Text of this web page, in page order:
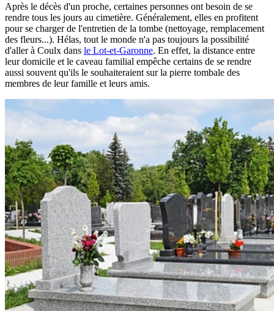
Après le décès d'un proche, certaines personnes ont besoin de se
rendre tous les jours au cimetière. Généralement, elles en profitent
pour se charger de l'entretien de la tombe (nettoyage, remplacement
des fleurs...). Hélas, tout le monde n'a pas toujours la possibilité
d'aller à Coulx dans le Lot-et-Garonne. En effet, la distance entre
leur domicile et le caveau familial empêche certains de se rendre
aussi souvent qu'ils le souhaiteraient sur la pierre tombale des
membres de leur famille et leurs amis.